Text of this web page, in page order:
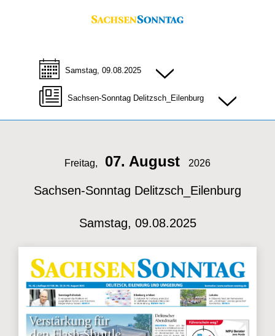
Samstag, 09.08.2025
Sachsen-Sonntag Delitzsch_Eilenburg
Freitag, 07. August 2026
Sachsen-Sonntag Delitzsch_Eilenburg
Samstag, 09.08.2025